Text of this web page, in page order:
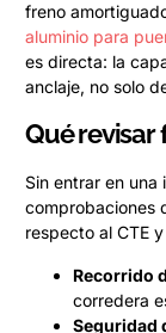
freno
aluminio para
es directa: la
anclaje, no solo
Qué revisar
Sin entrar en
comprobaciones
respecto al CTE
Recorrido
corredera
Seguridad